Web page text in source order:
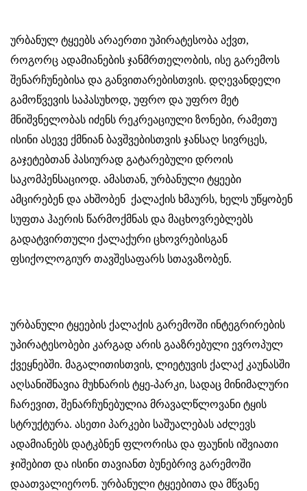
ურბანულ ტყეებს არაერთი უპირატესობა აქვთ,
როგორც ადამიანების ჯანმრთელობის, ისე გარემოს
შენარჩუნებისა და განვითარებისთვის. დღევანდელი
გამოწვევის საპასუხოდ, უფრო და უფრო მეტ
მნიშვნელობას იძენს რეკრეაციული ზონები, რამეთუ
ისინი ასევე ქმნიან ბავშვებისთვის ჯანსაღ სივრცეს,
გაჯეტებთან პასიურად გატარებული დროის
საკომპენსაციოდ. ამასთან, ურბანული ტყეები
ამცირებენ და ახშობენ ქალაქის ხმაურს, ხელს უწყობენ
სუფთა ჰაერის წარმოქმნას და მაცხოვრებლებს
გადატვირთული ქალაქური ცხოვრებისგან
ფსიქოლოგიურ თავშესაფარს სთავაზობენ.
ურბანული ტყეების ქალაქის გარემოში ინტეგრირების
უპირატესობები კარგად არის გააზრებული ევროპულ
ქვეყნებში. მაგალითისთვის, ლიეტუვის ქალაქ კაუნასში
აღსანიშნავია მუხნარის ტყე-პარკი, სადაც მინიმალური
ჩარევით, შენარჩუნებულია მრავალწლოვანი ტყის
სტრუქტურა. ასეთი პარკები საშუალებას აძლევს
ადამიანებს დატკბნენ ფლორისა და ფაუნის იშვიათი
ჯიშებით და ისინი თავიანთ ბუნებრივ გარემოში
დაათვალიერონ. ურბანული ტყეებითა და მწვანე